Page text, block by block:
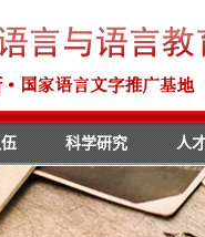
科学研究 人